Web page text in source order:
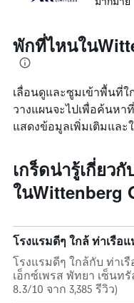
พักที่ไหนใน
เลื่อนดูและซูมเข้าพื้นที่ใ
วางแผนจะไปเพื่อค้นห
แสดงข้อมูลเพิ่มเติมแล
เกร็ดน่ารู้เกี่ยว
ในWittenberg
โรงแรมดีๆ ใกล้ ท่าเรือ
โรงแรมดีๆ ใกล้กับ ท่าเ
เอ็กซ์เพรส พัทยา เซ็นท
8.3/10 จาก 3,385 รีวิว)